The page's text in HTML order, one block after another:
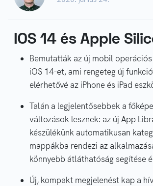
IOS 14 és Apple
Bemutatták az új mobil
iOS 14-et, ami rengeteg új
elérhetővé az iPhone és iPad
Talán a legjelentősebbek a
változások lesznek: az új App
készülékünk automatikusan
mappákba rendezi az
könnyebb átláthatóság segítése
Új, kompakt megjelenést kap a